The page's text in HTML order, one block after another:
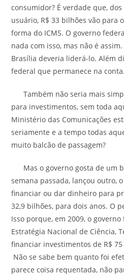
consumidor? É verdade que,
usuário, R$ 33 bilhões vão para
forma do ICMS. O governo
nada com isso, mas não é
Brasília deveria liderá-lo. Além
federal que permanece na conta.
Também não seria mais
para investimentos, sem toda
Ministério das Comunicações
seriamente e a tempo todas
muito balcão de passagem?
Mas o governo gosta de um
semana passada, lançou outro,
financiar ou dar dinheiro para
32,9 bilhões, para dois anos. O
Isso porque, em 2009, o
Estratégia Nacional de Ciência,
financiar investimentos de R$
Não se sabe bem quanto foi
parece coisa requentada, não